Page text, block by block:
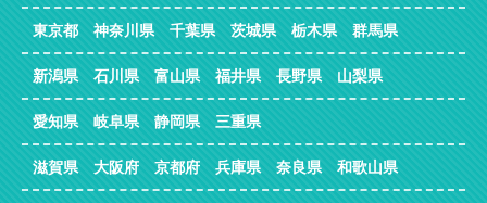
東京都 神奈川県 千葉県 茨城県 栃木県 群馬県
新潟県 石川県 富山県 福井県 長野県 山梨県
愛知県 岐阜県 静岡県 三重県
滋賀県 大阪府 京都府 兵庫県 奈良県 和歌山県